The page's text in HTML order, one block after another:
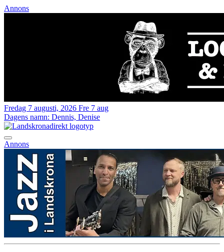
Annons
Fredag 7 augusti, 2026 Fre 7 aug
Dagens namn: Dennis, Denise
Annons